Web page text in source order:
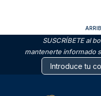
SUSCRÍBETE al
mantenerte informado